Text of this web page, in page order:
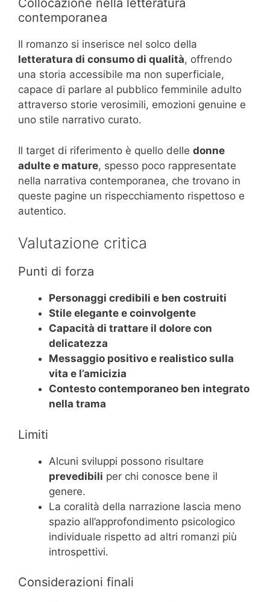
Collocazione nella letteratura
contemporanea
Il romanzo si inserisce nel solco della
letteratura di consumo di qualità, offrendo
una storia accessibile ma non superficiale,
capace di parlare al pubblico femminile adulto
attraverso storie verosimili, emozioni genuine e
uno stile narrativo curato.
Il target di riferimento è quello delle donne
adulte e mature, spesso poco rappresentate
nella narrativa contemporanea, che trovano in
queste pagine un rispecchiamento rispettoso e
autentico.
Valutazione critica
Punti di forza
Personaggi credibili e ben costruiti
Stile elegante e coinvolgente
Capacità di trattare il dolore con
delicatezza
Messaggio positivo e realistico sulla
vita e l’amicizia
Contesto contemporaneo ben integrato
nella trama
Limiti
Alcuni sviluppi possono risultare
prevedibili per chi conosce bene il
genere.
La coralità della narrazione lascia meno
spazio all’approfondimento psicologico
individuale rispetto ad altri romanzi più
introspettivi.
Considerazioni finali